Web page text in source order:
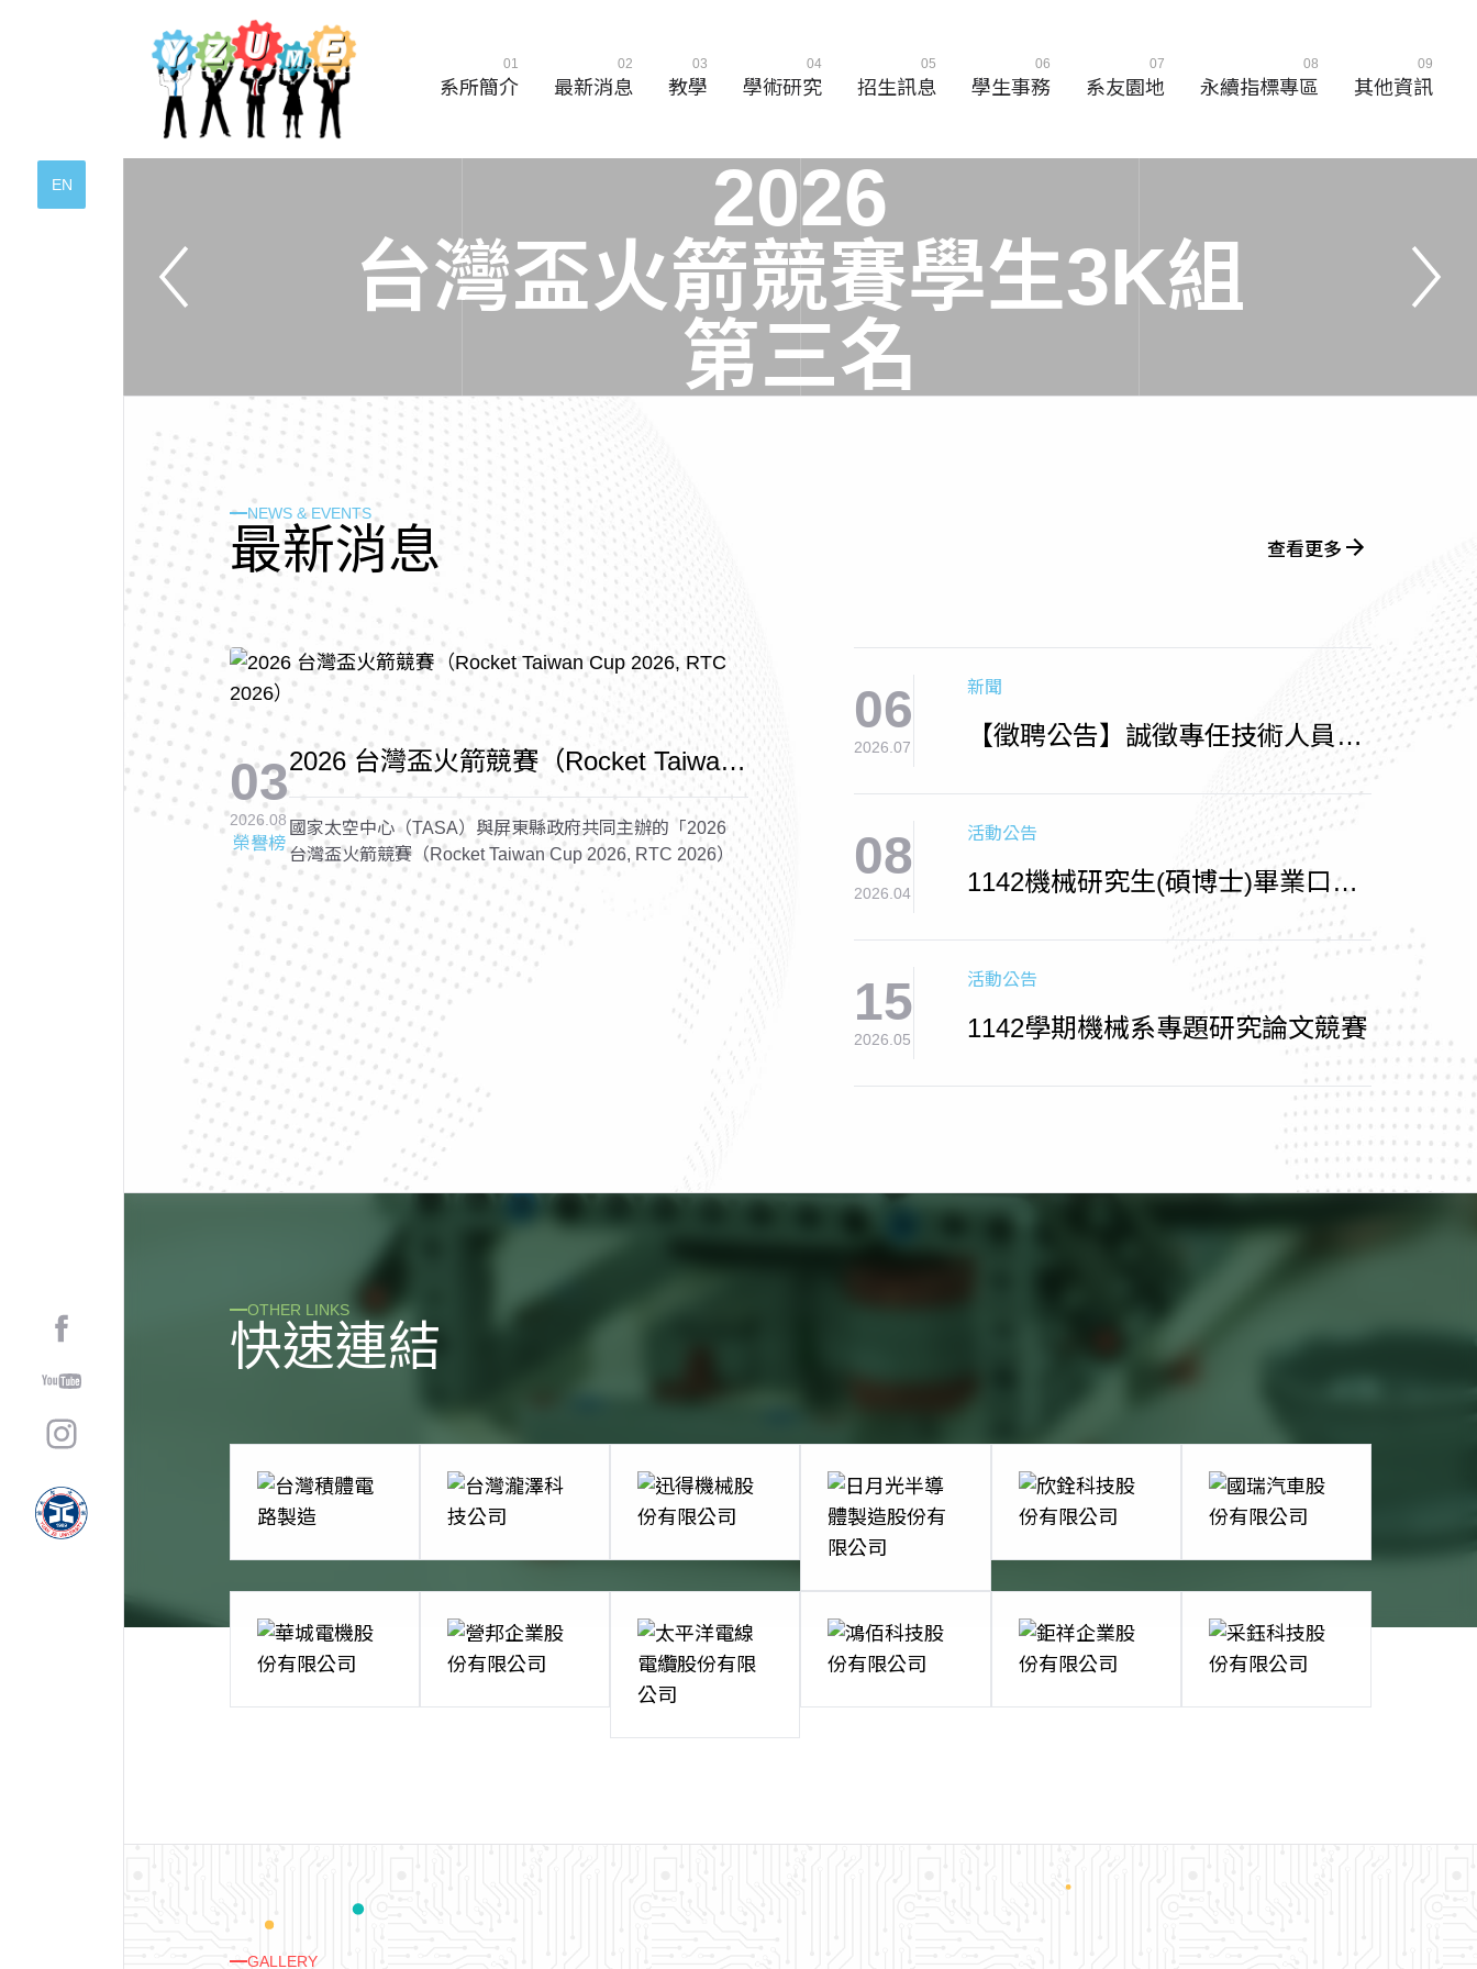
01
系所簡介
02
最新消息
03
教學
04
學術研究
05
招生訊息
06
學生事務
07
系友園地
08
永續指標專區
09
其他資訊
2026
台灣盃火箭競賽學生3K組
第三名
NEWS & EVENTS
最新消息 查看更多
03
2026.08
榮譽榜
2026 台灣盃火箭競賽（Rocket Taiwan
Cup 2026, RTC 2026）
國家太空中心（TASA）與屏東縣政府共同主辦的「2026
台灣盃火箭競賽（Rocket Taiwan Cup 2026, RTC 2026）
06
2026.07
新聞
【徵聘公告】誠徵專任技術人員
08
2026.04
活動公告
1142機械研究生(碩博士)畢業口試
15
2026.05
活動公告
1142學期機械系專題研究論文競賽
OTHER LINKS
快速連結
GALLERY
EN